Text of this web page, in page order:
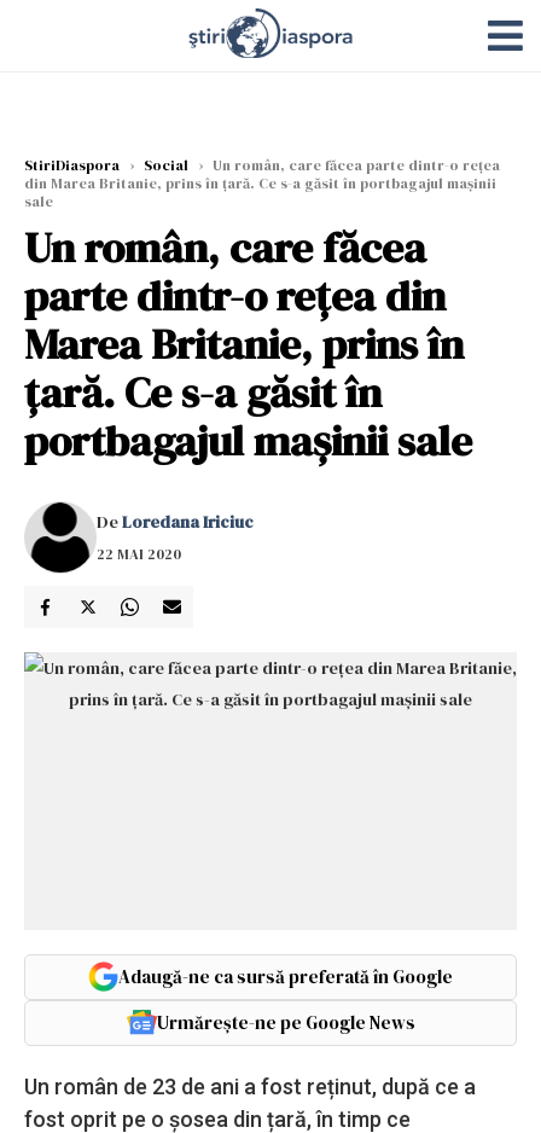
StiriDiaspora › Social › Un român, care făcea parte dintr-o rețea
din Marea Britanie, prins în țară. Ce s-a găsit în portbagajul mașinii
sale
Un român, care făcea
parte dintr-o rețea din
Marea Britanie, prins în
țară. Ce s-a găsit în
portbagajul mașinii sale
DeLoredana Iriciuc
22 MAI 2020
Adaugă-ne ca sursă preferată în Google
Urmărește-ne pe Google News
Un român de 23 de ani a fost reținut, după ce a
fost oprit pe o șosea din țară, în timp ce